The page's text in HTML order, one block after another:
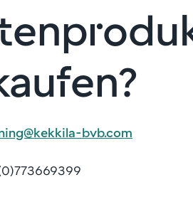
bvb.com